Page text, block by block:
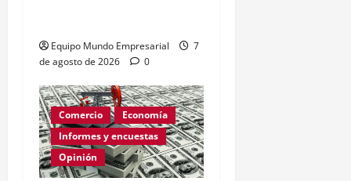
Equipo Mundo Empresarial
7
de agosto de 2026
0
Comercio
Economía
Informes y encuestas
Opinión